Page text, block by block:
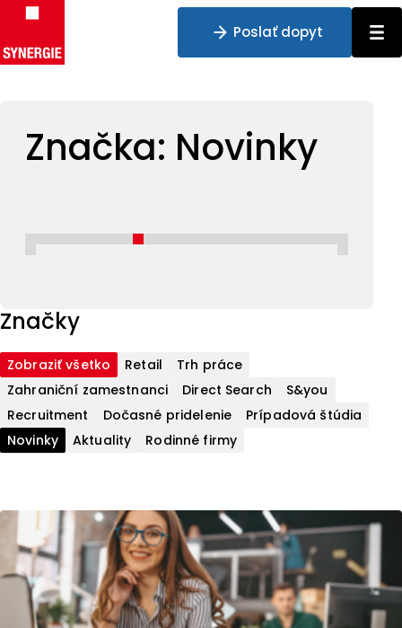
Poslať dopyt
Značka: Novinky
Značky
Zobraziť všetko Retail
Trh práce
Zahraniční zamestnanci
Direct Search
S&you
Recruitment
Dočasné pridelenie
Prípadová štúdia
Novinky
Aktuality Rodinné firmy